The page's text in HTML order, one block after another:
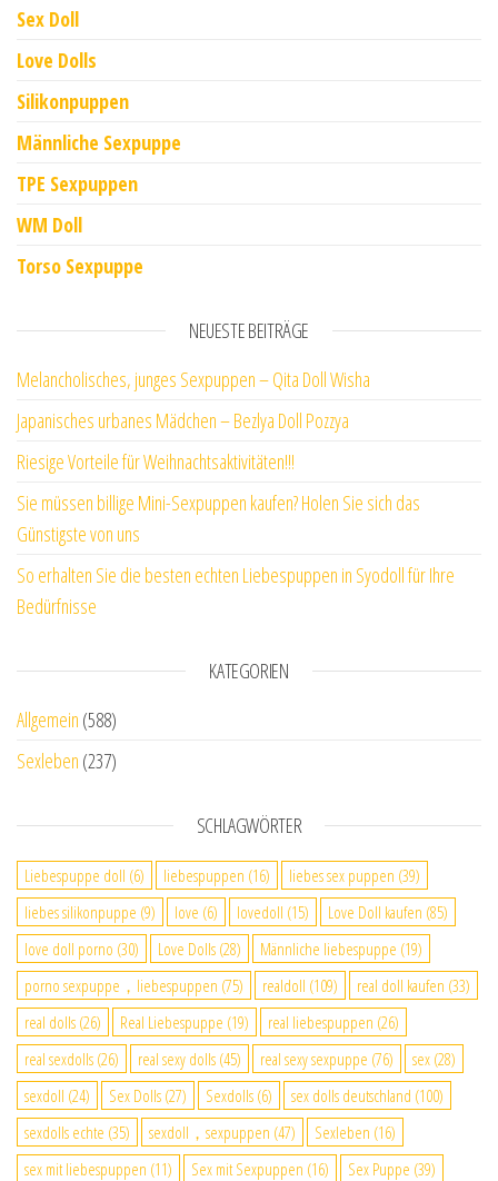
Sex Doll
Love Dolls
Silikonpuppen
Männliche Sexpuppe
TPE Sexpuppen
WM Doll
Torso Sexpuppe
NEUESTE BEITRÄGE
Melancholisches, junges Sexpuppen – Qita Doll Wisha
Japanisches urbanes Mädchen – Bezlya Doll Pozzya
Riesige Vorteile für Weihnachtsaktivitäten!!!
Sie müssen billige Mini-Sexpuppen kaufen? Holen Sie sich das
Günstigste von uns
So erhalten Sie die besten echten Liebespuppen in Syodoll für Ihre
Bedürfnisse
KATEGORIEN
Allgemein (588)
Sexleben (237)
SCHLAGWÖRTER
Liebespuppe doll (6) liebespuppen (16) liebes sex puppen (39)
liebes silikonpuppe (9) love (6) lovedoll (15) Love Doll kaufen (85)
love doll porno (30) Love Dolls (28) Männliche liebespuppe (19)
porno sexpuppe，liebespuppen (75) realdoll (109) real doll kaufen (33)
real dolls (26) Real Liebespuppe (19) real liebespuppen (26)
real sexdolls (26) real sexy dolls (45) real sexy sexpuppe (76) sex (28)
sexdoll (24) Sex Dolls (27) Sexdolls (6) sex dolls deutschland (100)
sexdolls echte (35) sexdoll，sexpuppen (47) Sexleben (16)
sex mit liebespuppen (11) Sex mit Sexpuppen (16) Sex Puppe (39)